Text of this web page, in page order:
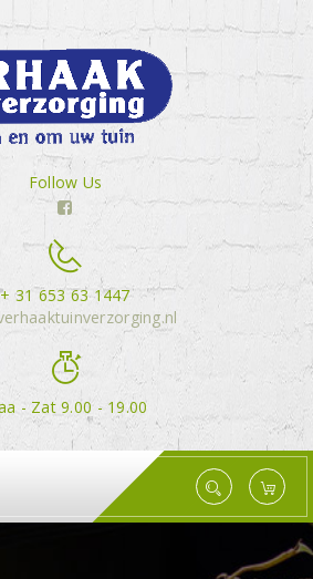
Follow Us
+ 31 653 63 1447
- Zat 9.00 - 19.00